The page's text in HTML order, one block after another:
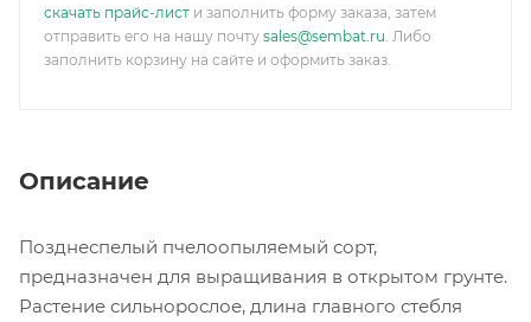
скачать прайс-лист и заполнить форму заказа, затем
отправить его на нашу почту sales@sembat.ru. Либо
заполнить корзину на сайте и оформить заказ.
Описание
Позднеспелый пчелоопыляемый сорт,
предназначен для выращивания в открытом грунте.
Растение сильнорослое, длина главного стебля